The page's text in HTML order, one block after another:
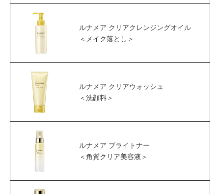
ルナメア クリアクレンジングオイル
＜メイク落とし＞
ルナメア クリアウォッシュ
＜洗顔料＞
ルナメア ブライトナー
＜角質クリア美容液＞